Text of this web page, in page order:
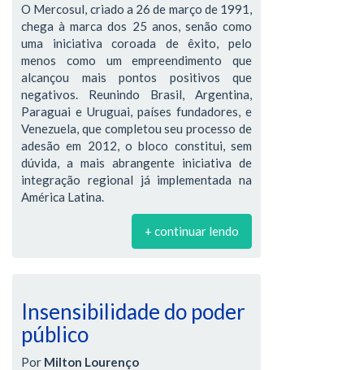
O Mercosul, criado a 26 de março de 1991,
chega à marca dos 25 anos, senão como
uma iniciativa coroada de êxito, pelo
menos como um empreendimento que
alcançou mais pontos positivos que
negativos. Reunindo Brasil, Argentina,
Paraguai e Uruguai, países fundadores, e
Venezuela, que completou seu processo de
adesão em 2012, o bloco constitui, sem
dúvida, a mais abrangente iniciativa de
integração regional já implementada na
América Latina.
+ continuar lendo
Insensibilidade do poder
público
Por Milton Lourenço